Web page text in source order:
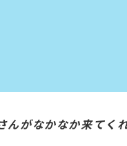
んがなかなか来てく